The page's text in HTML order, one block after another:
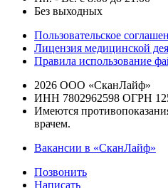
Без выходных
Пользовательское
Лицензия медицинской
Правила использование
2026 ООО «СканЛайф»
ИНН 7802962598 ОГРН
Имеются
врачем.
Вакансии в «СканЛайф»
Позвонить
Написать